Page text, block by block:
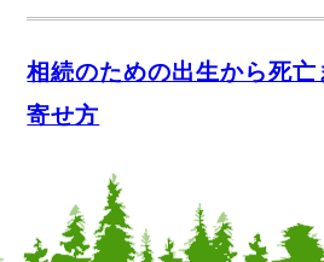
相続のための出生から死亡
寄せ方